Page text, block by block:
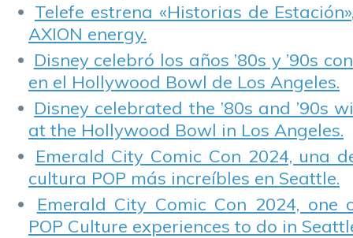
Telefe estrena «Historias de
AXION energy.
Disney celebró los años ’80s y ’90s
en el Hollywood Bowl de Los Angeles.
Disney celebrated the ’80s and ’90s
at the Hollywood Bowl in Los Angeles.
Emerald City Comic Con 2024, una
cultura POP más increíbles en Seattle.
Emerald City Comic Con 2024,
POP Culture experiences to do in